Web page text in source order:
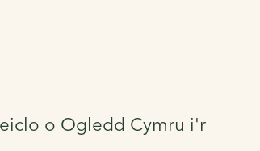
o Ogledd Cymru i'r